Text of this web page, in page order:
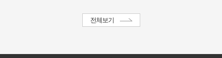
전체보기